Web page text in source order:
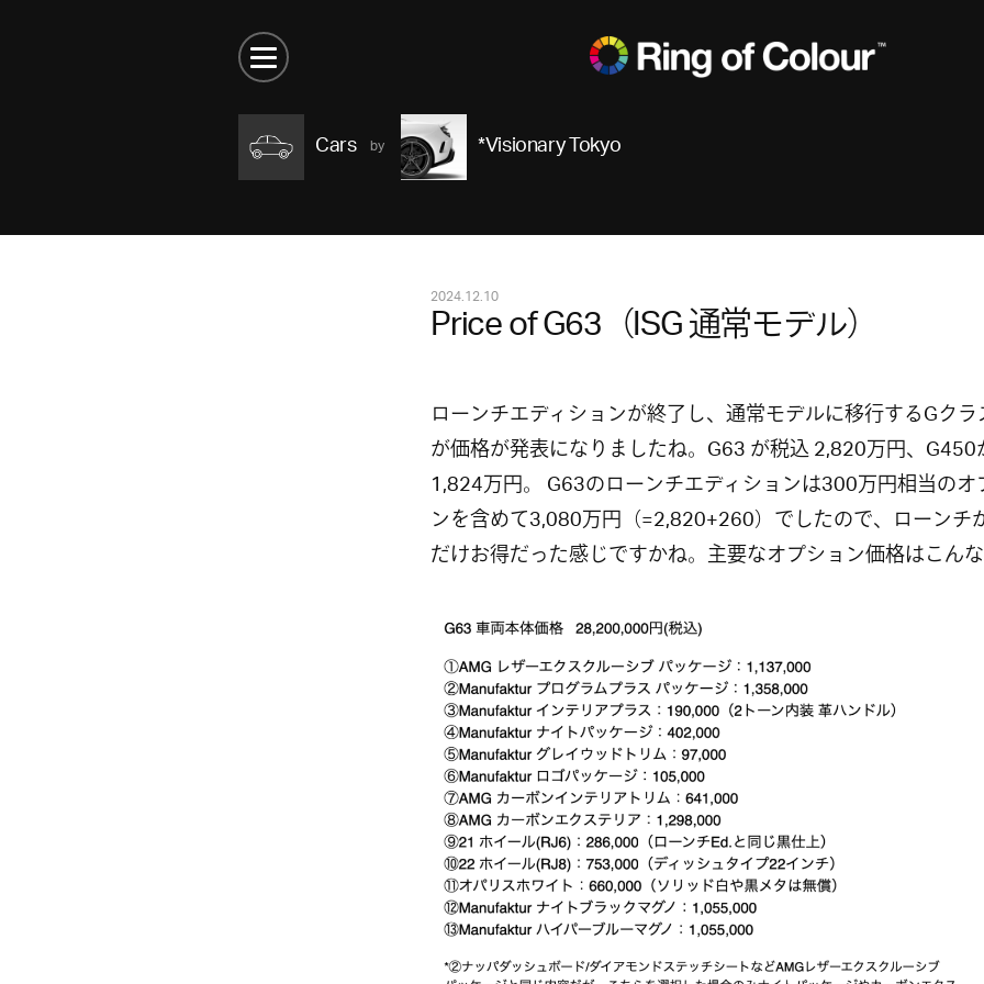
Cars *Visionary Tokyo
2024.12.10
Price of G63（ISG 通常モデル）
ローンチエディションが終了し、通常モデルに移行するGク
が価格が発表になりましたね。G63 が税込 2,820万円、G450
1,824万円。 G63のローンチエディションは300万円相当のオ
ンを含めて3,080万円（=2,820+260）でしたので、ローンチ
だけお得だった感じですかね。主要なオプション価格はこんな